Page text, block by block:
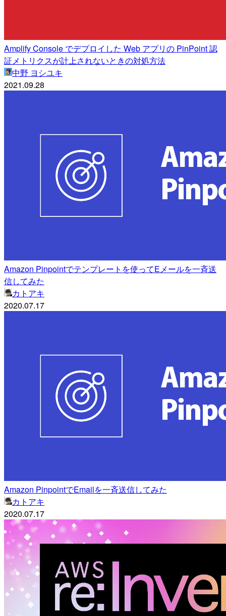
Amplify Console でデプロイした Web アプリの PinPoint 認
証メトリクスが計上されないときの対処方法
中野 ヨシユキ
2021.09.28
Amazon Pinpointでテンプレートを使ってEメールを一斉送
信してみた
カトアキ
2020.07.17
Amazon PinpointでEmailを一斉送信してみた
カトアキ
2020.07.17